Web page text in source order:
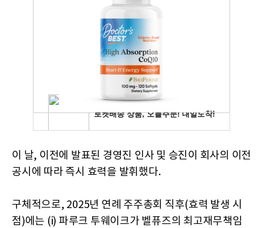
이 날, 이전에 발표된 경영진 인사 및 승진이 회사의 이전
공시에 따라 즉시 효력을 발휘했다.
구체적으로, 2025년 연례 주주총회 직후(효력 발생 시
점)에는 (i) 파루크 투웨이크가 벨퓨즈의 최고재무책임